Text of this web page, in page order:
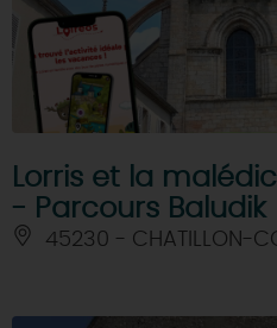
Lorris et la
- Parcours Baludik
45230 - CHATILLON-